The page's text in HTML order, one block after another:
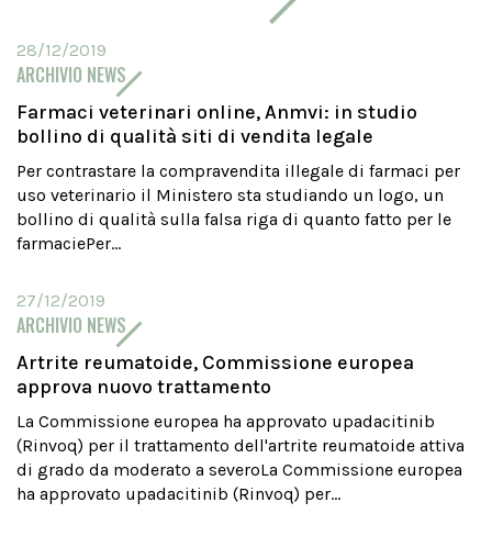
28/12/2019
ARCHIVIO NEWS
Farmaci veterinari online, Anmvi: in studio
bollino di qualità siti di vendita legale
Per contrastare la compravendita illegale di farmaci per
uso veterinario il Ministero sta studiando un logo, un
bollino di qualità sulla falsa riga di quanto fatto per le
farmaciePer...
27/12/2019
ARCHIVIO NEWS
Artrite reumatoide, Commissione europea
approva nuovo trattamento
La Commissione europea ha approvato upadacitinib
(Rinvoq) per il trattamento dell'artrite reumatoide attiva
di grado da moderato a severoLa Commissione europea
ha approvato upadacitinib (Rinvoq) per...